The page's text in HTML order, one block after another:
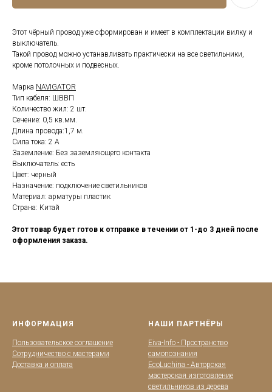
Этот чёрный провод уже сформирован и имеет в комплектации вилку и
выключатель.
Такой провод можно устанавливать практически на все светильники,
кроме потолочных и подвесных.
Марка NAVIGATOR
Тип кабеля: ШВВП
Количество жил: 2 шт.
Сечение: 0,5 кв.мм.
Длина провода:1,7 м.
Сила тока: 2 А
Заземление: Без заземляющего контакта
Выключатель: есть
Цвет: черный
Назначение: подключение светильников
Материал: арматуры пластик
Страна: Китай
Этот товар будет готов к отправке в течении от 1-до 3 дней после
оформления заказа.
ИНФОРМАЦИЯ
Пользовательское соглашение
Сотрудничество с мастерами
Доставка и оплата
НАШИ ПАРТНЁРЫ
Eiva-Info - Пространство
самопознания
EcoLuchina - Авторская
мастерская изготовление
светильников из дерева